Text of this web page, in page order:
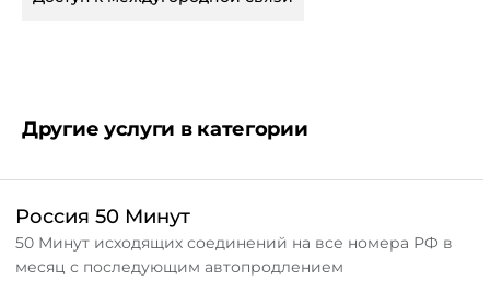
Другие услуги в категории
Россия 50 Минут
50 Минут исходящих соединений на все номера РФ в
месяц с последующим автопродлением